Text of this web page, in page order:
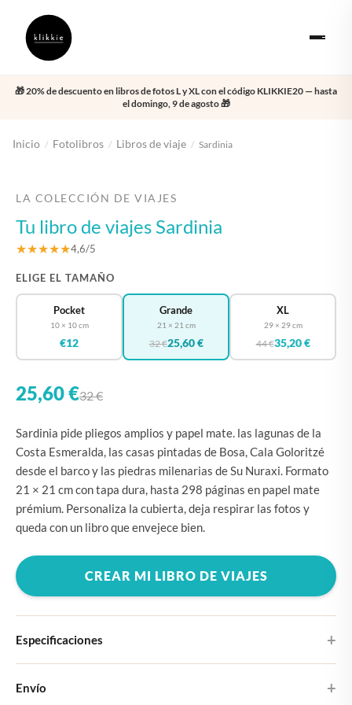
🎁 20% de descuento en libros de fotos L y XL con el código KLIKKIE20 — hasta
el domingo, 9 de agosto 🎁
Inicio / Fotolibros / Libros de viaje / Sardinia
LA COLECCIÓN DE VIAJES
Tu libro de viajes Sardinia
★★★★★4,6/5
ELIGE EL TAMAÑO
Pocket
10 × 10 cm
€12
Grande
21 × 21 cm
32 €25,60 €
XL
29 × 29 cm
44 €35,20 €
25,60 €32 €
Sardinia pide pliegos amplios y papel mate. las lagunas de la
Costa Esmeralda, las casas pintadas de Bosa, Cala Goloritzé
desde el barco y las piedras milenarias de Su Nuraxi. Formato
21 × 21 cm con tapa dura, hasta 298 páginas en papel mate
prémium. Personaliza la cubierta, deja respirar las fotos y
queda con un libro que envejece bien.
CREAR MI LIBRO DE VIAJES
Especificaciones
Elige entre cuatro diseños de portada
Envío